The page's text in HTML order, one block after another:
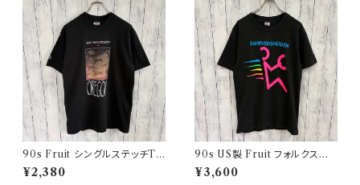
90s Fruit シングルステッチTシ
ャツ プリントT
¥2,380
90s US製 Fruit フォルクスワ
ーゲン シングルステッチTシャツ
ヴィンテージTシャツ アド 企業
¥3,600